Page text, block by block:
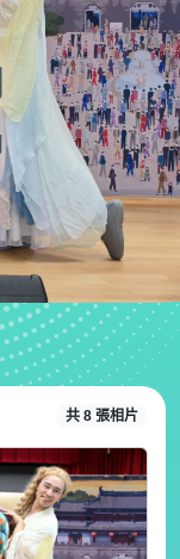
共 8 張相片